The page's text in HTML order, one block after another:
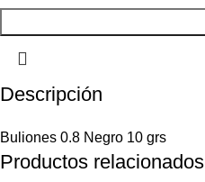
Descripción
Buliones 0.8 Negro 10 grs
Productos relacionados